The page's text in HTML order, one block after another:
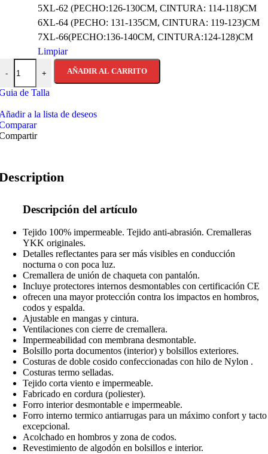
5XL-62 (PECHO:126-130CM, CINTURA: 114-118)CM
6XL-64 (PECHO: 131-135CM, CINTURA: 119-123)CM
7XL-66(PECHO:136-140CM, CINTURA:124-128)CM
Limpiar
-
DE MOTO DERBI N/FLUOR/GRIS UNISEX EN
+ AÑADIR AL CARRITO
de Talla
a la lista de deseos
Descripción del artículo
Tejido 100% impermeable. Tejido anti-abrasión. Cremalleras
YKK originales.
Detalles reflectantes para ser más visibles en conducción
nocturna o con poca luz.
Cremallera de unión de chaqueta con pantalón.
Incluye protectores internos desmontables con certificación CE
ofrecen una mayor protección contra los impactos en hombros,
codos y espalda.
Ajustable en mangas y cintura.
Ventilaciones con cierre de cremallera.
Impermeabilidad con membrana desmontable.
Bolsillo porta documentos (interior) y bolsillos exteriores.
Costuras de doble cosido confeccionadas con hilo de Nylon .
Costuras termo selladas.
Tejido corta viento e impermeable.
Fabricado en cordura (poliester).
Forro interior desmontable e impermeable.
Forro interno termico antiarrugas para un máximo confort y tacto
excepcional.
Acolchado en hombros y zona de codos.
Revestimiento de algodón en bolsillos e interior.